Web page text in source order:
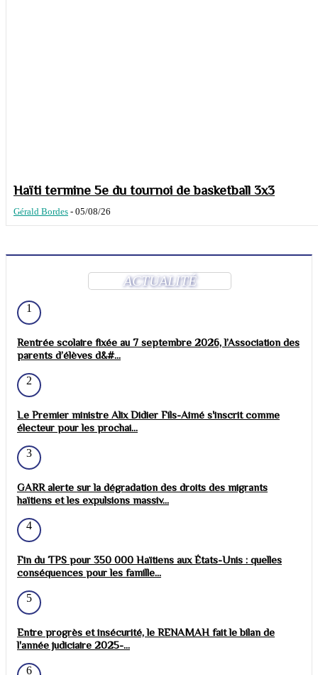
Haïti termine 5e du tournoi de basketball 3x3
Gérald Bordes - 05/08/26
ACTUALITÉ
1
Rentrée scolaire fixée au 7 septembre 2026, l’Association des
parents d’élèves d&#...
2
Le Premier ministre Alix Didier Fils-Aimé s'inscrit comme
électeur pour les prochai...
3
GARR alerte sur la dégradation des droits des migrants
haïtiens et les expulsions massiv...
4
Fin du TPS pour 350 000 Haïtiens aux États-Unis : quelles
conséquences pour les famille...
5
Entre progrès et insécurité, le RENAMAH fait le bilan de
l'année judiciaire 2025-...
6